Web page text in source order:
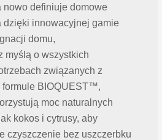
definiuje domowe
dzięki innowacyjnej gamie
domu,
myślą o wszystkich
związanych z
formule BIOQUEST™,
moc naturalnych
kokos i cytrusy, aby
czyszczenie bez uszczerbku